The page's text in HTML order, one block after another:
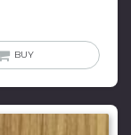
BUY